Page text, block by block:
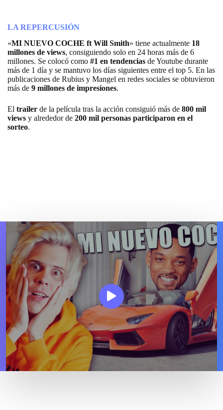
LA REPERCUSIÓN
«MI NUEVO COCHE ft Will Smith» tiene actualmente 18
millones de views, consiguiendo solo en 24 horas más de 6
millones. Se colocó como #1 en tendencias de Youtube durante
más de 1 día y se mantuvo los días siguientes entre el top 5. En las
publicaciones de Rubius y Mangel en redes sociales se obtuvieron
más de 9 millones de impresiones.
El trailer de la película tras la acción consiguió más de 800 mil
views y alrededor de 200 mil personas participaron en el
sorteo.